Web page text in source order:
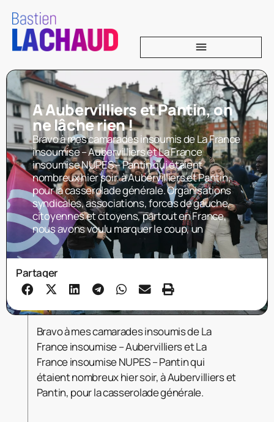
A Aubervilliers et Pantin, on
ne lâche rien !
Bravo à mes camarades insoumis de La France
insoumise – Aubervilliers et La France
insoumise NUPES – Pantin qui étaient
nombreux hier soir, à Aubervilliers et Pantin,
pour la casserolade générale. Organisations
syndicales, associations, forces de gauche,
citoyennes et citoyens, partout en France,
nous avons voulu marquer le coup, un
Partager
Bravo à mes camarades insoumis de La
France insoumise – Aubervilliers et La
France insoumise NUPES – Pantin qui
étaient nombreux hier soir, à Aubervilliers et
Pantin, pour la casserolade générale.